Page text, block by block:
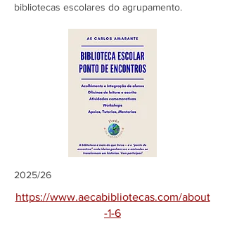
bibliotecas escolares do agrupamento.
2025/26
https://www.aecabibliotecas.com/about
-1-6